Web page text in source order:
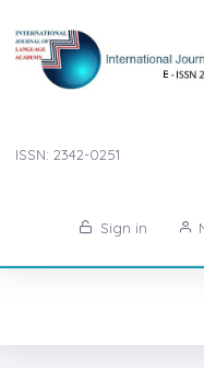
ISSN: 2342-0251
Sign in